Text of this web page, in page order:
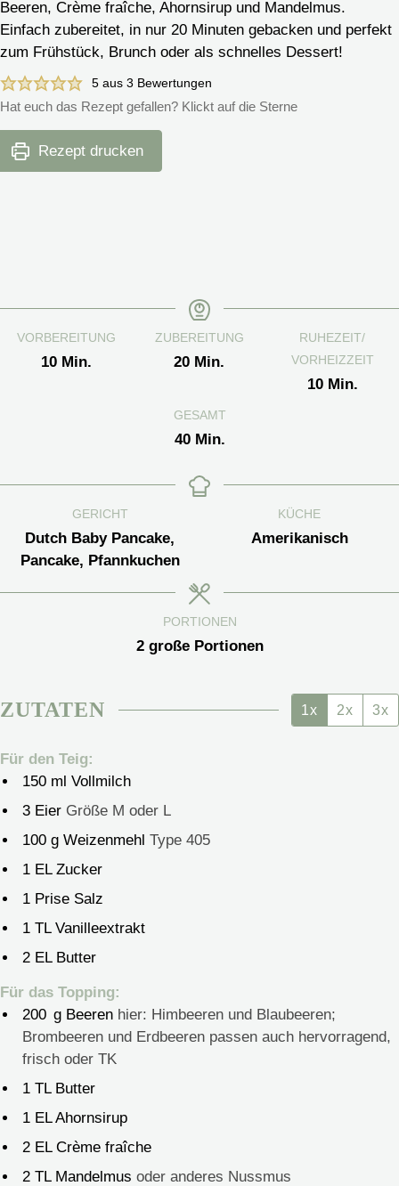
Beeren, Crème fraîche, Ahornsirup und Mandelmus.
Einfach zubereitet, in nur 20 Minuten gebacken und perfekt
zum Frühstück, Brunch oder als schnelles Dessert!
5 aus3 Bewertungen
Hat euch das Rezept gefallen? Klickt auf die Sterne
Rezept drucken
VORBEREITUNG
10Minuten
Min.
ZUBEREITUNG
20Minuten
Min.
RUHEZEIT/
VORHEIZZEIT
10Minuten
Min.
GESAMT
40Minuten
Min.
GERICHT
Dutch Baby Pancake,
Pancake, Pfannkuchen
KÜCHE
Amerikanisch
PORTIONEN
2 große Portionen
ZUTATEN 1x 2x 3x
Für den Teig:
150 ml Vollmilch
3 Eier Größe M oder L
100 g Weizenmehl Type 405
1 EL Zucker
1 Prise Salz
1 TL Vanilleextrakt
2 EL Butter
Für das Topping:
200 g Beeren hier: Himbeeren und Blaubeeren;
Brombeeren und Erdbeeren passen auch hervorragend,
frisch oder TK
1 TL Butter
1 EL Ahornsirup
2 EL Crème fraîche
2 TL Mandelmus oder anderes Nussmus